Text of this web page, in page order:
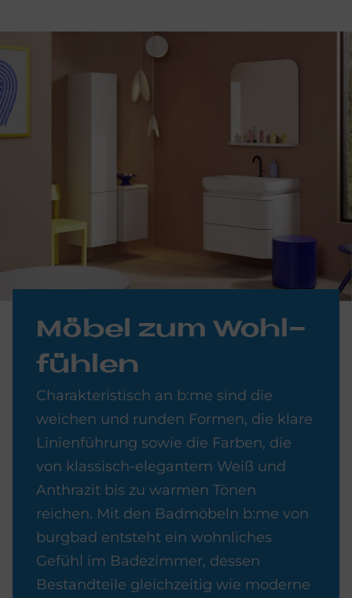
Mö­bel zum Wohl­
füh­len
Charakteristisch an b:me sind die
weichen und runden Formen, die klare
Linienführung sowie die Farben, die
von klassisch-elegantem Weiß und
Anthrazit bis zu warmen Tönen
reichen. Mit den Badmöbeln b:me von
burgbad entsteht ein wohnliches
Gefühl im Badezimmer, dessen
Bestandteile gleichzeitig wie moderne